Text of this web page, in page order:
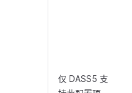
仅 DASS5 支